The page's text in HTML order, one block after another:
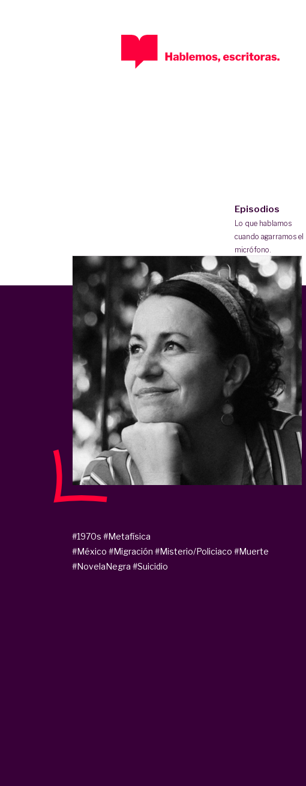
Episodios
Lo que hablamos
cuando agarramos el
micrófono.
#1970s #Metafísica
#México #Migración #Misterio/Policiaco #Muerte
#NovelaNegra #Suicidio